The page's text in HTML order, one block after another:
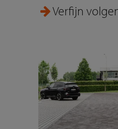
Verfijn